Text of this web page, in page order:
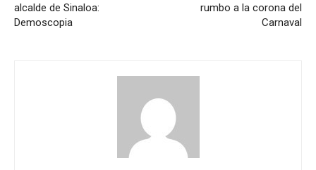
alcalde de Sinaloa:
Demoscopia
rumbo a la corona del
Carnaval